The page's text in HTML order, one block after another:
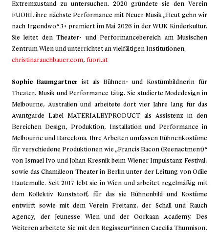
Extremzustand zu untersuchen. 2020 gründete sie den Verein
FUORI, ihre nächste Performance mit Neuer Musik „Heut gehn wir
nach Irgendwo“ 3+ premiert im Mai 2026 in der WUK Kinderkultur.
Sie leitet den Theater- und Performancebereich am Musischen
Zentrum Wien und unterrichtet an vielfältigen Institutionen.
christinarauchbauer.com, fuori.at
Sophie Baumgartner ist als Bühnen- und Kostümbildnerin für
Theater, Musik und Performance tätig. Sie studierte Modedesign in
Melbourne, Australien und arbeitete dort vier Jahre lang für das
Avantgarde Label MATERIALBYPRODUCT als Assistenz in den
Bereichen Design, Produktion, Installation und Performance in
Melbourne und Barcelona. Ihre Arbeiten umfassen Bühnenkostüme
für verschiedene Produktionen wie „Francis Bacon (Reenactment)“
von Ismael Ivo und Johan Kresnik beim Wiener Impulstanz Festival,
sowie das Chamäleon Theater in Berlin unter der Leitung von Odile
Hautemulle. Seit 2017 lebt sie in Wien und arbeitet regelmäßig mit
dem Kollektiv Kunststoff, für das sie Bühnenbild und Kostüme
entwirft sowie mit dem Verein Freitanz, der Schall und Rauch
Agency, der Jeunesse Wien und der Oorkaan Academy. Des
Weiteren arbeitete Sie mit den Regisseur*innen Caecilia Thunnison,